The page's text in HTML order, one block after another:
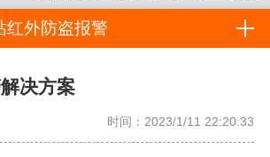
红外防盗报警
决方案
时间：2023/1/11 22:20:33